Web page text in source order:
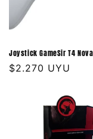
Joystick GameSir T4
Precio
$2.270 UYU